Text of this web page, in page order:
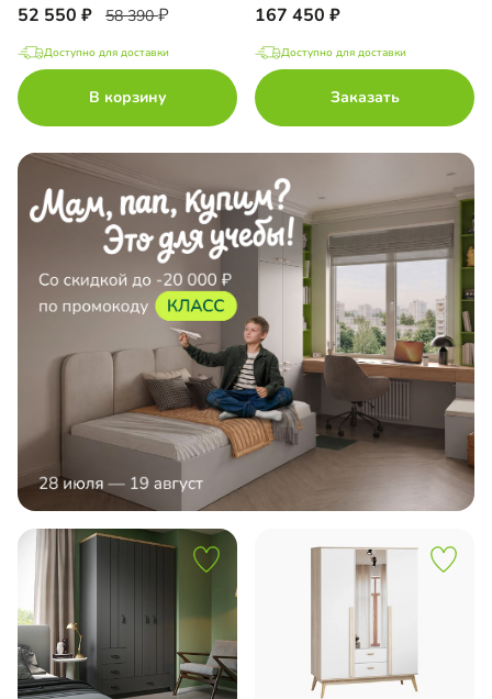
52 550 58 390
Доступно для доставки
В корзину
167 450
Доступно для доставки
Заказать